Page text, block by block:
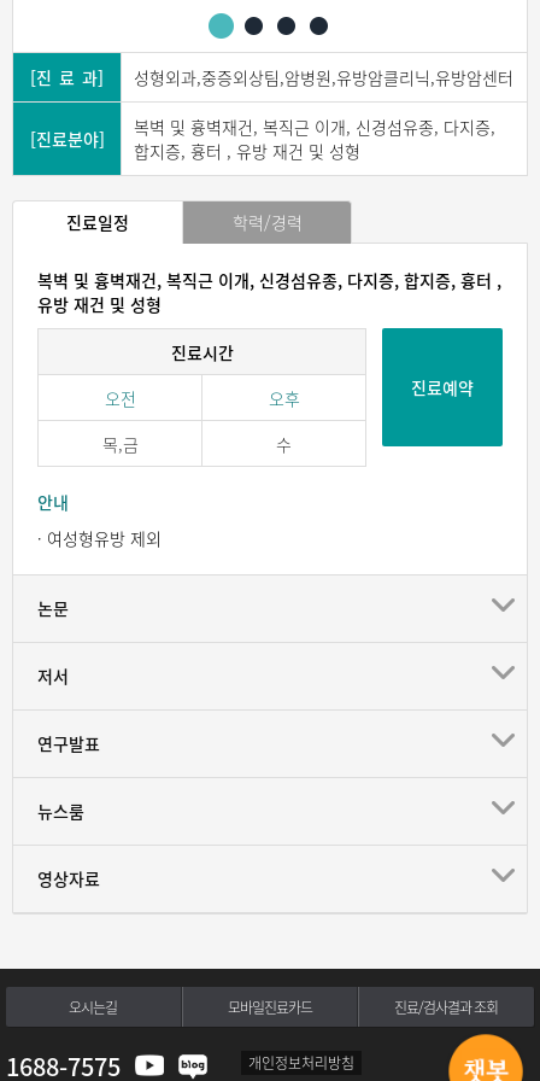
[진 료 과] 성형외과,중증외상팀,암병원,유방암클리닉,유방암센터
[진료분야]
복벽 및 흉벽재건, 복직근 이개, 신경섬유종, 다지증,
합지증, 흉터 , 유방 재건 및 성형
진료일정 학력/경력
복벽 및 흉벽재건, 복직근 이개, 신경섬유종, 다지증, 합지증, 흉터 ,
유방 재건 및 성형
진료시간
오전
오후
목,금
수
진료예약
안내
· 여성형유방 제외
논문
저서
연구발표
뉴스룸
영상자료
오시는길 모바일진료카드 진료/검사결과 조회
1688-7575 개인정보처리방침